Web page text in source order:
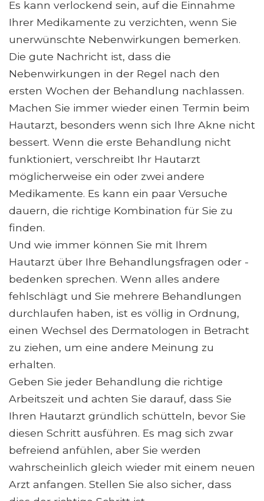
Es kann verlockend sein, auf die Einnahme
Ihrer Medikamente zu verzichten, wenn Sie
unerwünschte Nebenwirkungen bemerken.
Die gute Nachricht ist, dass die
Nebenwirkungen in der Regel nach den
ersten Wochen der Behandlung nachlassen.
Machen Sie immer wieder einen Termin beim
Hautarzt, besonders wenn sich Ihre Akne nicht
bessert. Wenn die erste Behandlung nicht
funktioniert, verschreibt Ihr Hautarzt
möglicherweise ein oder zwei andere
Medikamente. Es kann ein paar Versuche
dauern, die richtige Kombination für Sie zu
finden.
Und wie immer können Sie mit Ihrem
Hautarzt über Ihre Behandlungsfragen oder -
bedenken sprechen. Wenn alles andere
fehlschlägt und Sie mehrere Behandlungen
durchlaufen haben, ist es völlig in Ordnung,
einen Wechsel des Dermatologen in Betracht
zu ziehen, um eine andere Meinung zu
erhalten.
Geben Sie jeder Behandlung die richtige
Arbeitszeit und achten Sie darauf, dass Sie
Ihren Hautarzt gründlich schütteln, bevor Sie
diesen Schritt ausführen. Es mag sich zwar
befreiend anfühlen, aber Sie werden
wahrscheinlich gleich wieder mit einem neuen
Arzt anfangen. Stellen Sie also sicher, dass